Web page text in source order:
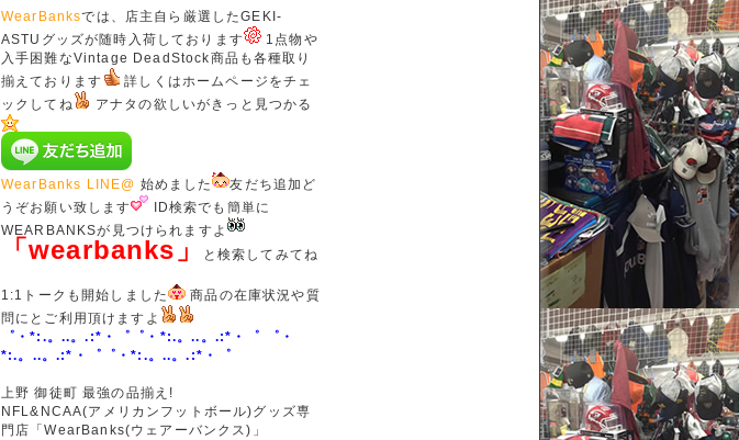
WearBanksでは、店主自ら厳選したGEKI-
ASTUグッズが随時入荷しております
1点物や
入手困難なVintage DeadStock商品も各種取り
揃えております
詳しくはホームページをチェ
ックしてね
アナタの欲しいがきっと見つかる
WearBanks LINE@ 始めました
友だち追加ど
うぞお願い致します
ID検索でも簡単に
WEARBANKSが見つけられますよ
「wearbanks」 と検索してみてね
1:1トークも開始しました
商品の在庫状況や質
問にとご利用頂けますよ
゜・*:.。..。.:*・゜゜・*:.。..。.:*・゜ ゜・
*:.。..。.:*・゜゜・*:.。..。.:*・゜
上野 御徒町 最強の品揃え!
NFL&NCAA(アメリカンフットボール)グッズ専
門店「WearBanks(ウェアーバンクス)」